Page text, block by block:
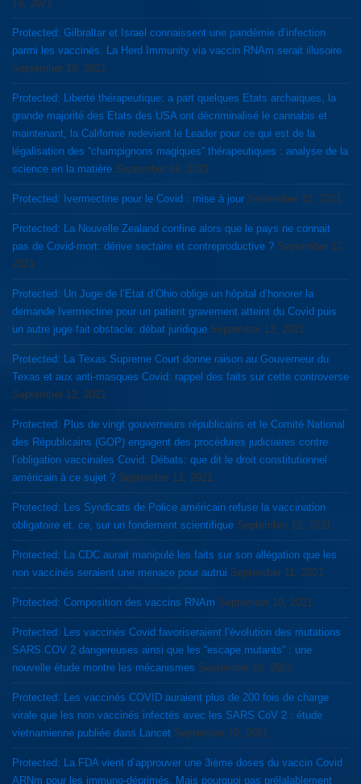
19, 2021
Protected: Gilbraltar et Israel connaissent une pandémie d’infection
parmi les vaccinés. La Herd Immunity via vaccin RNAm serait illusoire
September 19, 2021
Protected: Liberté thérapeutique: a part quelques Etats archaiques, la
grande majorité des Etats des USA ont décriminalisé le cannabis et
maintenant, la Californie redevient le Leader pour ce qui est de la
légalisation des “champignons magiques” thérapeutiques : analyse de la
science en la matière September 19, 2021
Protected: Ivermectine pour le Covid : mise à jour September 12, 2021
Protected: La Nouvelle Zealand confine alors que le pays ne connait
pas de Covid-mort: dérive sectaire et contreproductive ? September 12,
2021
Protected: Un Juge de l’Etat d’Ohio oblige un hôpital d’honorer la
demande Ivermectine pour un patient gravement atteint du Covid puis
un autre juge fait obstacle: débat juridique September 12, 2021
Protected: La Texas Supreme Court donne raison au Gouverneur du
Texas et aux anti-masques Covid: rappel des faits sur cette controverse
September 12, 2021
Protected: Plus de vingt gouverneurs républicains et le Comité National
des Républicains (GOP) engagent des procédures judiciaires contre
l’obligation vaccinales Covid: Débats: que dit le droit constitutionnel
américain à ce sujet ? September 12, 2021
Protected: Les Syndicats de Police américain refuse la vaccination
obligatoire et. ce, sur un fondement scientifique September 12, 2021
Protected: La CDC aurait manipulé les faits sur son allégation que les
non vaccinés seraient une menace pour autrui September 11, 2021
Protected: Composition des vaccins RNAm September 10, 2021
Protected: Les vaccinés Covid favoriseraient l’évolution des mutations
SARS COV 2 dangereuses ainsi que les “escape mutants” : une
nouvelle étude montre les mécanismes September 10, 2021
Protected: Les vaccinés COVID auraient plus de 200 fois de charge
virale que les non vaccinés infectés avec les SARS CoV 2 : étude
vietnamienne publiée dans Lancet September 10, 2021
Protected: La FDA vient d’approuver une 3ième doses du vaccin Covid
ARNm pour les immuno-déprimés. Mais pourquoi pas prélalablement